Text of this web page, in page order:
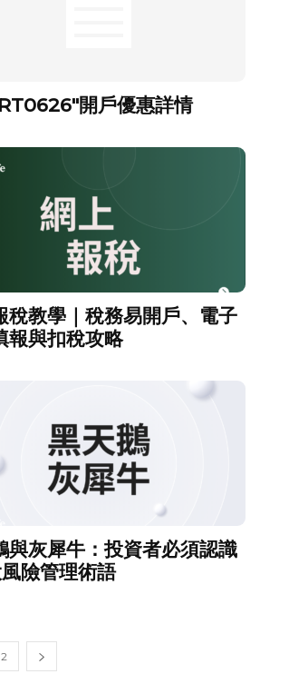
開戶優惠詳情
稅教學｜稅務易開戶、電子
報與扣稅攻略
與灰犀牛：投資者必須認識
險管理術語
2